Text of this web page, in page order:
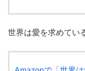
世界は愛を求めてい